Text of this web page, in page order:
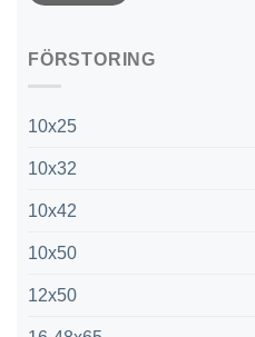
FÖRSTORING
10x25
10x32
10x42
10x50
12x50